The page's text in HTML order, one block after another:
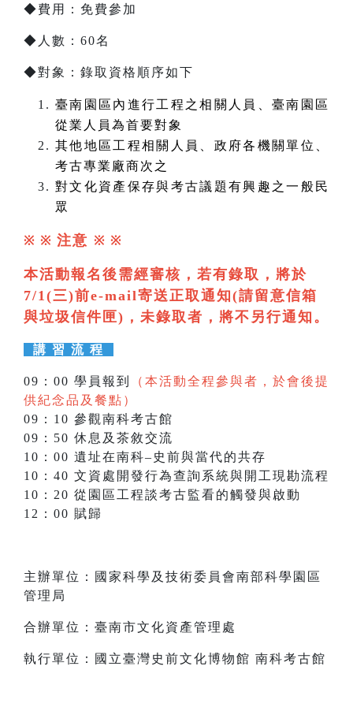
◆費用：免費參加
◆人數：60名
◆對象：錄取資格順序如下
臺南園區內進行工程之相關人員、臺南園區
從業人員為首要對象
其他地區工程相關人員、政府各機關單位、
考古專業廠商次之
對文化資產保存與考古議題有興趣之一般民
眾
※ ※ 注意 ※ ※
本活動報名後需經審核，若有錄取，將於
7/1(三)前e-mail寄送正取通知(請留意信箱
與垃圾信件匣)，未錄取者，將不另行通知。
講 習 流 程
09：00 學員報到
（本活動全程參與者，於會後提
供紀念品及餐點）
09：10 參觀南科考古館
09：50 休息及茶敘交流
10：00 遺址在南科–史前與當代的共存
10：40 文資處開發行為查詢系統與開工現勘流程
10：20 從園區工程談考古監看的觸發與啟動
12：00 賦歸
主辦單位：國家科學及技術委員會南部科學園區
管理局
合辦單位：臺南市文化資產管理處
執行單位：國立臺灣史前文化博物館 南科考古館